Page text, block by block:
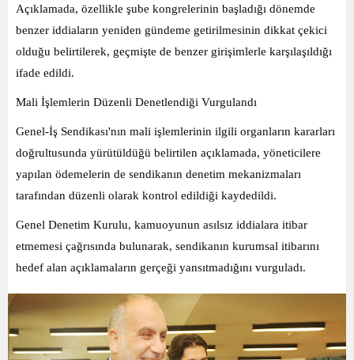
Açıklamada, özellikle şube kongrelerinin başladığı dönemde
benzer iddiaların yeniden gündeme getirilmesinin dikkat çekici
olduğu belirtilerek, geçmişte de benzer girişimlerle karşılaşıldığı
ifade edildi.
Mali İşlemlerin Düzenli Denetlendiği Vurgulandı
Genel-İş Sendikası'nın mali işlemlerinin ilgili organların kararları
doğrultusunda yürütüldüğü belirtilen açıklamada, yöneticilere
yapılan ödemelerin de sendikanın denetim mekanizmaları
tarafından düzenli olarak kontrol edildiği kaydedildi.
Genel Denetim Kurulu, kamuoyunun asılsız iddialara itibar
etmemesi çağrısında bulunarak, sendikanın kurumsal itibarını
hedef alan açıklamaların gerçeği yansıtmadığını vurguladı.